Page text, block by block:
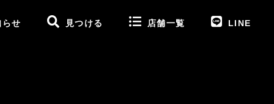
らせ 見つける 店舗一覧 LINE